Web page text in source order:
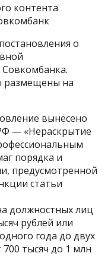
контента
о
размещены на
вынесено
— «Нераскрытие
порядка и
предусмотренной
статьи
должностных лиц
рублей или
года до двух
тысяч до 1 млн